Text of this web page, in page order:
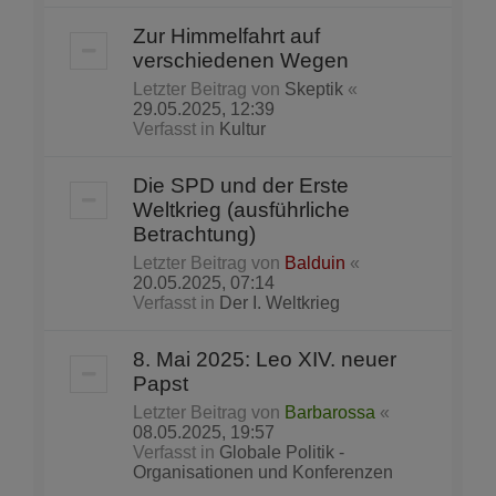
Zur Himmelfahrt auf
verschiedenen Wegen
Letzter Beitrag von Skeptik «
29.05.2025, 12:39
Verfasst in Kultur
Die SPD und der Erste
Weltkrieg (ausführliche
Betrachtung)
Letzter Beitrag von Balduin «
20.05.2025, 07:14
Verfasst in Der I. Weltkrieg
8. Mai 2025: Leo XIV. neuer
Papst
Letzter Beitrag von Barbarossa «
08.05.2025, 19:57
Verfasst in Globale Politik -
Organisationen und Konferenzen